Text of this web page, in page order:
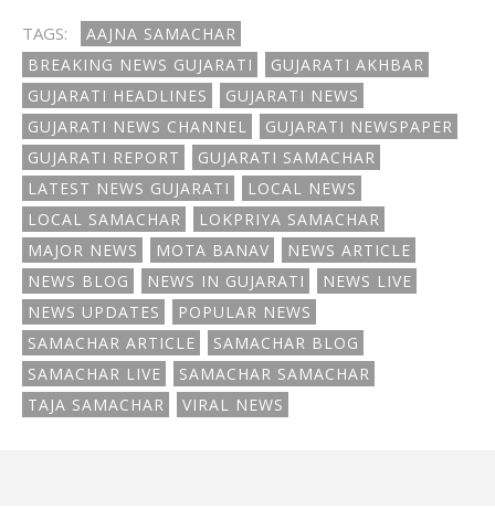
TAGS:
AAJNA SAMACHAR
BREAKING NEWS GUJARATI
GUJARATI AKHBAR
GUJARATI HEADLINES
GUJARATI NEWS
GUJARATI NEWS CHANNEL
GUJARATI NEWSPAPER
GUJARATI REPORT
GUJARATI SAMACHAR
LATEST NEWS GUJARATI
LOCAL NEWS
LOCAL SAMACHAR
LOKPRIYA SAMACHAR
MAJOR NEWS
MOTA BANAV
NEWS ARTICLE
NEWS BLOG
NEWS IN GUJARATI
NEWS LIVE
NEWS UPDATES
POPULAR NEWS
SAMACHAR ARTICLE
SAMACHAR BLOG
SAMACHAR LIVE
SAMACHAR SAMACHAR
TAJA SAMACHAR
VIRAL NEWS